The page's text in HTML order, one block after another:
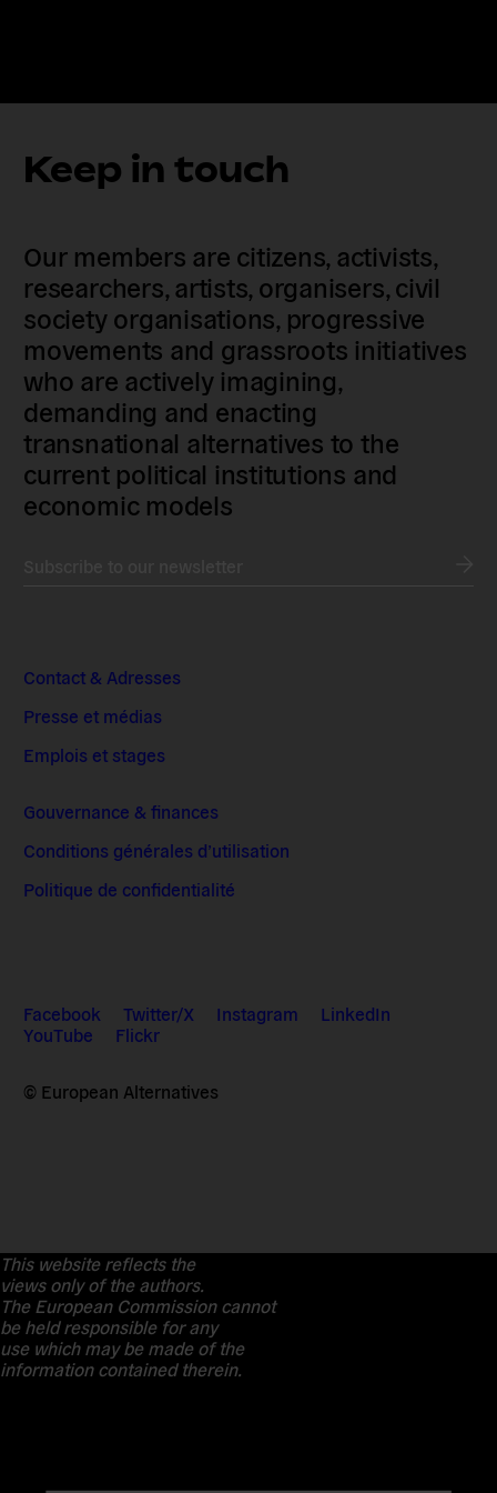
Keep in touch
Our members are citizens, activists,
researchers, artists, organisers, civil
society organisations, progressive
movements and grassroots initiatives
who are actively imagining,
demanding and enacting
transnational alternatives to the
current political institutions and
economic models
Contact & Adresses
Presse et médias
Emplois et stages
Gouvernance & finances
Conditions générales d’utilisation
Politique de confidentialité
Facebook Twitter/X Instagram
LinkedIn
YouTube
Flickr
© European Alternatives
This website reflects the
views only of the authors.
The European Commission cannot
be held responsible for any
use which may be made of the
information contained therein.